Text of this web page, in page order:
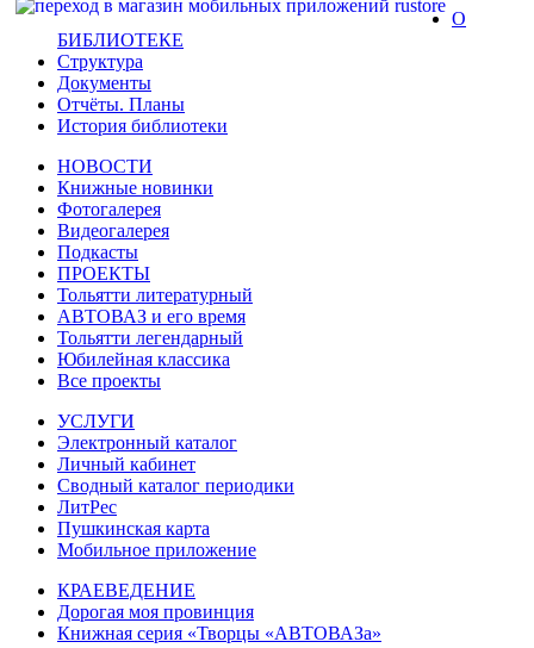
О
БИБЛИОТЕКЕ
Структура
Документы
Отчёты. Планы
История библиотеки
НОВОСТИ
Книжные новинки
Фотогалерея
Видеогалерея
Подкасты
ПРОЕКТЫ
Тольятти литературный
АВТОВАЗ и его время
Тольятти легендарный
Юбилейная классика
Все проекты
УСЛУГИ
Электронный каталог
Личный кабинет
Сводный каталог периодики
ЛитРес
Пушкинская карта
Мобильное приложение
КРАЕВЕДЕНИЕ
Дорогая моя провинция
Книжная серия «Творцы «АВТОВАЗа»